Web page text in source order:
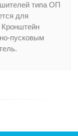
типа ОП
для
Кронштейн
пусковым